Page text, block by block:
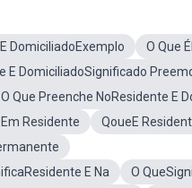
DomiciliadoExemplo
O Que
E DomiciliadoSignificado
O Que Preenche NoResidente E
Residente
QoueE
E Na
O